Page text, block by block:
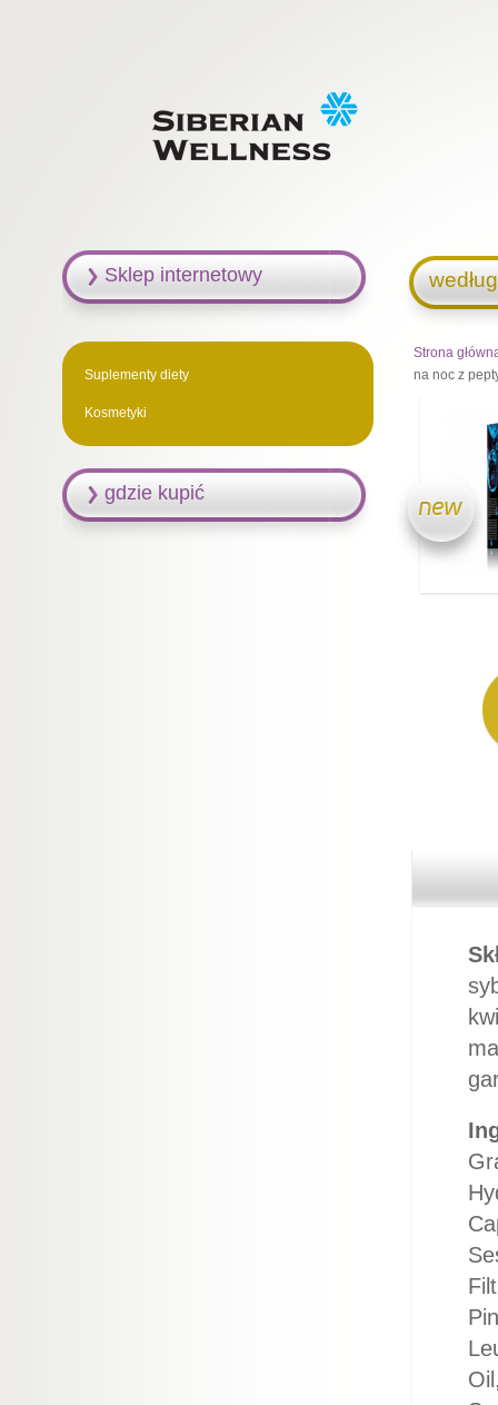
Strona
na noc z
Sklep internetowy
Suplementy diety
Kosmetyki
gdzie kupić